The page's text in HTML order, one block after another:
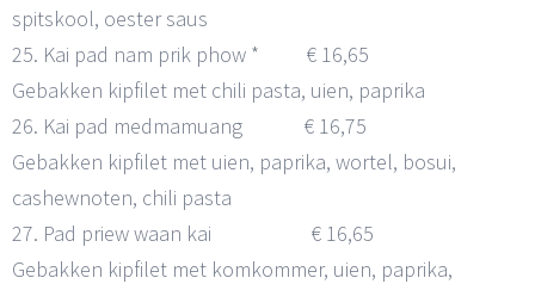
spitskool, oester saus
25. Kai pad nam prik phow * € 16,65
Gebakken kipfilet met chili pasta, uien, paprika
26. Kai pad medmamuang € 16,75
Gebakken kipfilet met uien, paprika, wortel, bosui,
cashewnoten, chili pasta
27. Pad priew waan kai € 16,65
Gebakken kipfilet met komkommer, uien, paprika,